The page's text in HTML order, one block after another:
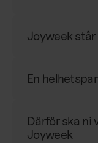
Joyweek
En
Därför ska ni
Joyweek